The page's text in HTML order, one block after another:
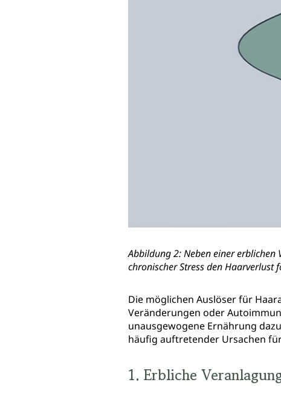
Abbildung 2: Neben einer
chronischer Stress den Haarverlust
Die möglichen Auslöser für
Veränderungen oder
unausgewogene Ernährung
häufig auftretender Ursachen
1. Erbliche